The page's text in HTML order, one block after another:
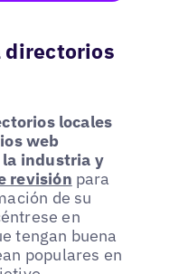
directorios
locales
web
industria y
revisión para
de su
en
tengan buena
populares en